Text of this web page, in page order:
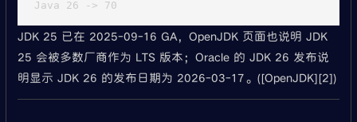
JDK 25 已在 2025-09-16 GA，OpenJDK 页面也说明 JDK
25 会被多数厂商作为 LTS 版本；Oracle 的 JDK 26 发布说
明显示 JDK 26 的发布日期为 2026-03-17。([OpenJDK][2])